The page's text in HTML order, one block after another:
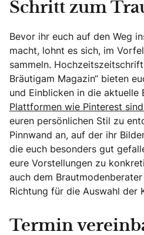
Schritt zum
Bevor ihr euch auf den Weg
macht, lohnt es sich, im
sammeln.
Bräutigam Magazin“ bieten
und Einblicken in die aktuelle
Plattformen wie Pinterest
euren persönlichen Stil zu
Pinnwand an, auf der ihr
die euch besonders gut
eure Vorstellungen zu
auch dem
Richtung für die Auswahl der
Termin